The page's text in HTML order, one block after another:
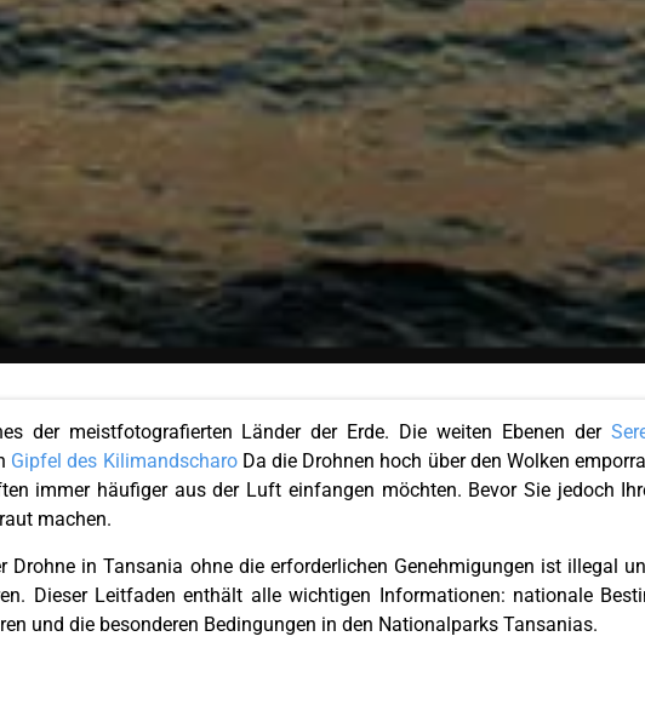
der meistfotografierten Länder der Erde. Die weiten Ebenen der
Gipfel des KilimandscharoDa die Drohnen hoch über den Wolken
immer häufiger aus der Luft einfangen möchten. Bevor Sie jedoch
machen.
Drohne in Tansania ohne die erforderlichen Genehmigungen ist illegal
Dieser Leitfaden enthält alle wichtigen Informationen: nationale
und die besonderen Bedingungen in den Nationalparks Tansanias.